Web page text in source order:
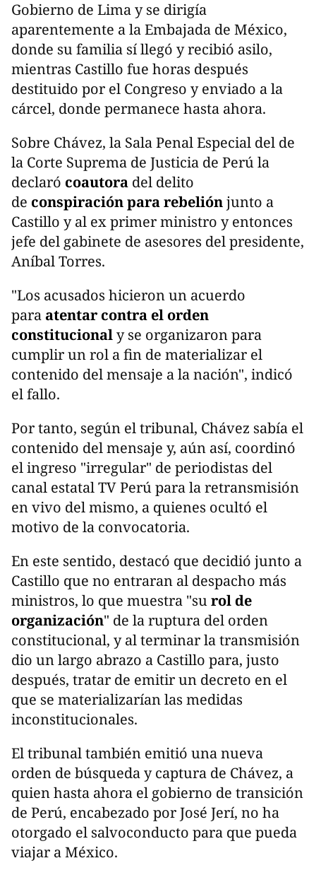
Gobierno de Lima y se dirigía
aparentemente a la Embajada de México,
donde su familia sí llegó y recibió asilo,
mientras Castillo fue horas después
destituido por el Congreso y enviado a la
cárcel, donde permanece hasta ahora.
Sobre Chávez, la Sala Penal Especial del de
la Corte Suprema de Justicia de Perú la
declaró coautora del delito
de conspiración para rebeliónjunto a
Castillo y al ex primer ministro y entonces
jefe del gabinete de asesores del presidente,
Aníbal Torres.
"Los acusados hicieron un acuerdo
para atentar contra el orden
constitucionaly se organizaron para
cumplir un rol a fin de materializar el
contenido del mensaje a la nación", indicó
el fallo.
Por tanto, según el tribunal, Chávez sabía el
contenido del mensaje y, aún así, coordinó
el ingreso "irregular" de periodistas del
canal estatal TV Perú para la retransmisión
en vivo del mismo, a quienes ocultó el
motivo de la convocatoria.
En este sentido, destacó que decidió junto a
Castillo que no entraran al despacho más
ministros, lo que muestra "surol de
organización" de la ruptura del orden
constitucional, y al terminar la transmisión
dio un largo abrazo a Castillo para, justo
después, tratar de emitir un decreto en el
que se materializarían las medidas
inconstitucionales.
El tribunal también emitió una nueva
orden de búsqueda y captura de Chávez, a
quien hasta ahora el gobierno de transición
de Perú, encabezado por José Jerí, no ha
otorgado el salvoconducto para que pueda
viajar a México.